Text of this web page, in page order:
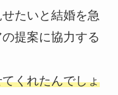
たいと結婚を急
提案に協力する
くれたんでしょ